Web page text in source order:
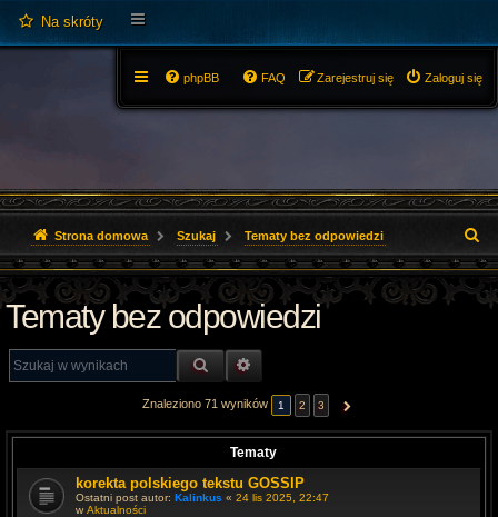
Na skróty
Zaloguj się
Zarejestruj się
FAQ
phpBB
Strona domowa Szukaj Tematy bez odpowiedzi
z
u
Tematy bez odpowiedzi
SZUKAJ
Znaleziono 71 wyników 1 2 3 NASTĘPNA
Tematy
korekta polskiego tekstu GOSSIP
Ostatni post autor: Kalinkus « 24 lis 2025, 22:47
w Aktualności